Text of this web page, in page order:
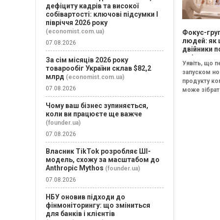
Фокус-
людей: як
двійники
змінять
Уявіть, що
запуском
продукту
може
дефіциту кадрів та високої
собівартості: ключові підсумки І
півріччя 2026 року
(economist.com.ua)
07.08.2026
За сім місяців 2026 року
товарообіг України склав $82,2
млрд (economist.com.ua)
07.08.2026
Чому ваш бізнес зупиняється,
коли ви працюєте ще важче
(founder.ua)
07.08.2026
Власник TikTok розробляє ШІ-
модель, схожу за масштабом до
Anthropic Mythos (founder.ua)
07.08.2026
НБУ оновив підходи до
фінмоніторингу: що зміниться
для банків і клієнтів